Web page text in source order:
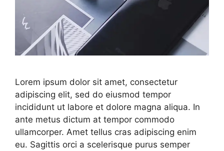
Lorem ipsum dolor sit amet, consectetur
adipiscing elit, sed do eiusmod tempor
incididunt ut labore et dolore magna aliqua. In
ante metus dictum at tempor commodo
ullamcorper. Amet tellus cras adipiscing enim
eu. Sagittis orci a scelerisque purus semper